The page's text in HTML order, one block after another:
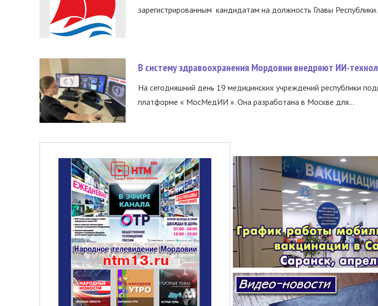
зарегистрированным кандидатам на должность Главы
В систему здравоохранения Мордовии внедряют ИИ-
На сегодняшний день 19 медицинских учреждений республики
платформе « МосМедИИ ». Она разработана в Москве для...